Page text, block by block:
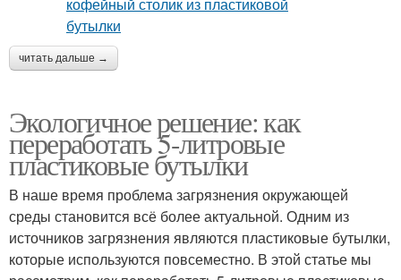
читать дальше →
Экологичное решение: как
переработать 5-литровые
пластиковые бутылки
В наше время проблема загрязнения окружающей
среды становится всё более актуальной. Одним из
источников загрязнения являются пластиковые бутылки,
которые используются повсеместно. В этой статье мы